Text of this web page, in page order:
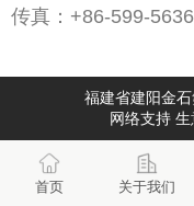
传真： +86-599-
福建省建阳金
网络支持 生
首页 关于我们